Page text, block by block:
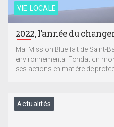
VIE LOCALE
2022, l’année du
Mai Mission Blue fait de Saint-
environnemental Fondation
ses actions en matière de
Actualités